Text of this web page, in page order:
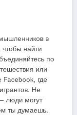
в
найти
по
или
где
Не
люди могут
ты думаешь.